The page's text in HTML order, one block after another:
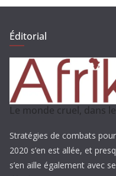
Éditorial
Le monde cruel, dans
Stratégies de combats
2020 s’en est allée, et
s’en aille également avec